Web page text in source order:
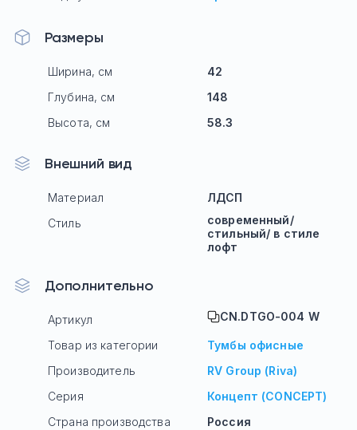
Размеры
Ширина, см
42
Глубина, см
148
Высота, см
58.3
Внешний вид
Материал
ЛДСП
Стиль
современный/
стильный/ в стиле
лофт
Дополнительно
Артикул CN.DTGO-004 W
Товар из категории
Тумбы офисные
Производитель
RV Group (Riva)
Серия
Концепт (CONCEPT)
Страна производства
Россия